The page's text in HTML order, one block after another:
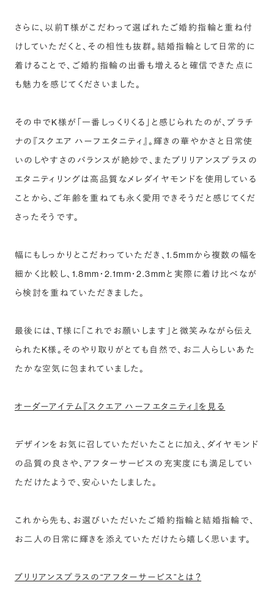
さらに、以前T様がこだわって選ばれたご婚約指輪と重ね付
けしていただくと、その相性も抜群。結婚指輪として日常的に
着けることで、ご婚約指輪の出番も増えると確信できた点に
も魅力を感じてくださいました。
その中でK様が「一番しっくりくる」と感じられたのが、プラチ
ナの『スクエア ハーフエタニティ』。輝きの華やかさと日常使
いのしやすさのバランスが絶妙で、またブリリアンスプラスの
エタニティリングは高品質なメレダイヤモンドを使用している
ことから、ご年齢を重ねても永く愛用できそうだと感じてくだ
さったそうです。
幅にもしっかりとこだわっていただき、1.5mmから複数の幅を
細かく比較し、1.8mm・2.1mm・2.3mmと実際に着け比べなが
ら検討を重ねていただきました。
最後には、T様に「これでお願いします」と微笑みながら伝え
られたK様。そのやり取りがとても自然で、お二人らしいあた
たかな空気に包まれていました。
オーダーアイテム『スクエア ハーフエタニティ』を見る
デザインをお気に召していただいたことに加え、ダイヤモンド
の品質の良さや、アフターサービスの充実度にも満足してい
ただけたようで、安心いたしました。
これから先も、お選びいただいたご婚約指輪と結婚指輪で、
お二人の日常に輝きを添えていただけたら嬉しく思います。
ブリリアンスプラスの“アフターサービス”とは？